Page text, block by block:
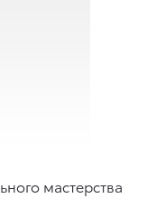
мастерства